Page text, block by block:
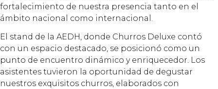
fortalecimiento de nuestra presencia tanto en el
ámbito nacional como internacional.
El stand de la AEDH, donde Churros Deluxe contó
con un espacio destacado, se posicionó como un
punto de encuentro dinámico y enriquecedor. Los
asistentes tuvieron la oportunidad de degustar
nuestros exquisitos churros, elaborados con